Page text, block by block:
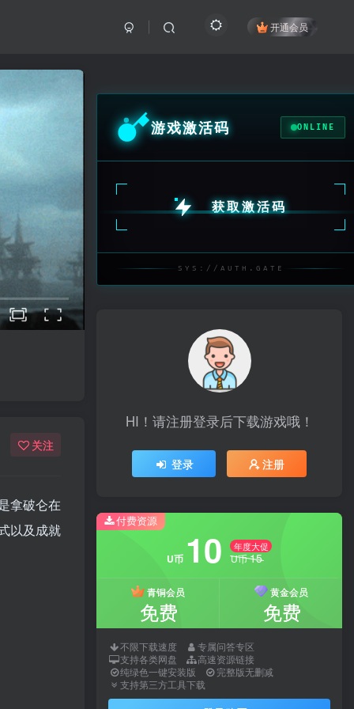
开通会员
关注
拿破仑在
以及成就
游戏激活码 ONLINE
获取激活码
SYS://AUTH.GATE
HI！请注册登录后下载游戏哦！
登录 注册
付费资源
U币 10 年度大促
U币15
青铜会员
免费
黄金会员
免费
不限下载速度
专属问答专区
支持各类网盘
高速资源链接
纯绿色一键安装版
完整版无删减
支持第三方工具下载